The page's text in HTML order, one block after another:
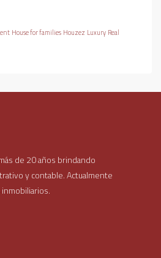
House for families Houzez Luxury Real
de 20 años brindando
y contable. Actualmente